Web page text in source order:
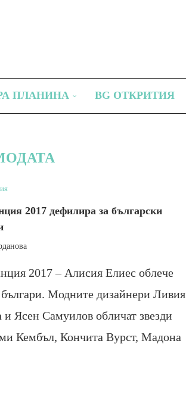
ПЛАНИНА BG ОТКРИТИЯ
2017 дефилира за български
2017 – Алисия Елиес облече
Модните дизайнери Ливия
и Ясен Самуилов обличат звезди
Кембъл, Кончита Вурст, Мадона